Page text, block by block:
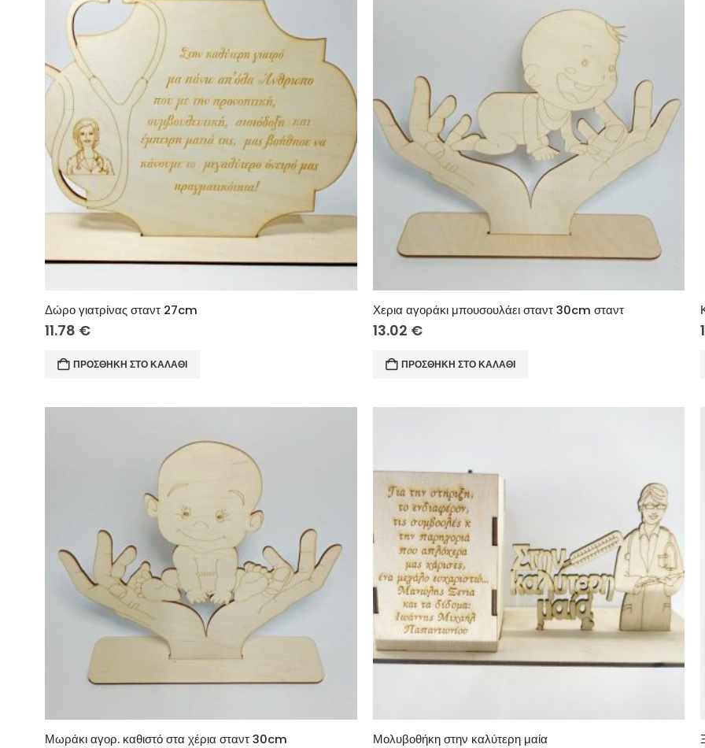
Δώρο γιατρίνας σταντ 27cm
11.78 €
ΠΡΟΣΘΉΚΗ ΣΤΟ ΚΑΛΆΘΙ
Χερια αγοράκι μπουσουλάει σταντ 30cm σταντ
13.02 €
ΠΡΟΣΘΉΚΗ ΣΤΟ ΚΑΛΆΘΙ
Μωράκι αγορ. καθιστό στα χέρια σταντ 30cm Μολυβοθήκη στην καλύτερη μαία